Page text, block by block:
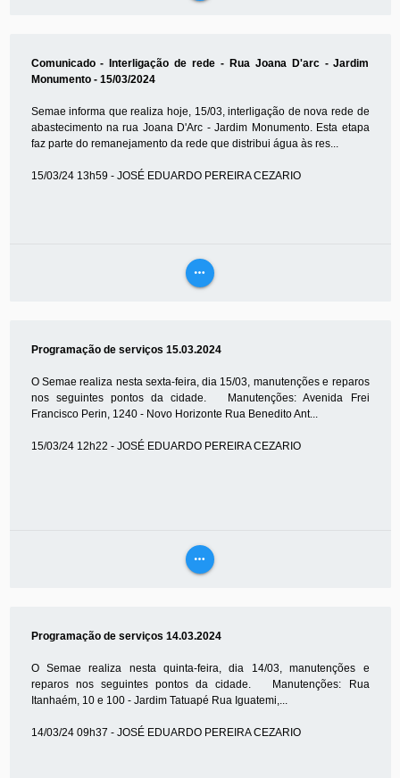
Comunicado - Interligação de rede - Rua Joana D'arc - Jardim
Monumento - 15/03/2024
Semae informa que realiza hoje, 15/03, interligação de nova rede de
abastecimento na rua Joana D'Arc - Jardim Monumento. Esta etapa
faz parte do remanejamento da rede que distribui água às res...
15/03/24 13h59 - JOSÉ EDUARDO PEREIRA CEZARIO
more_horiz
Programação de serviços 15.03.2024
O Semae realiza nesta sexta-feira, dia 15/03, manutenções e reparos
nos seguintes pontos da cidade. Manutenções: Avenida Frei
Francisco Perin, 1240 - Novo Horizonte Rua Benedito Ant...
15/03/24 12h22 - JOSÉ EDUARDO PEREIRA CEZARIO
more_horiz
Programação de serviços 14.03.2024
O Semae realiza nesta quinta-feira, dia 14/03, manutenções e
reparos nos seguintes pontos da cidade. Manutenções: Rua
Itanhaém, 10 e 100 - Jardim Tatuapé Rua Iguatemi,...
14/03/24 09h37 - JOSÉ EDUARDO PEREIRA CEZARIO